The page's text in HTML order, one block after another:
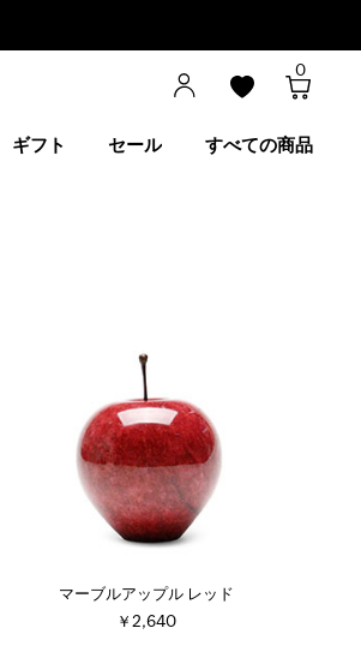
0
ギフト セール すべての商品
マーブルアップル レッド
￥2,640